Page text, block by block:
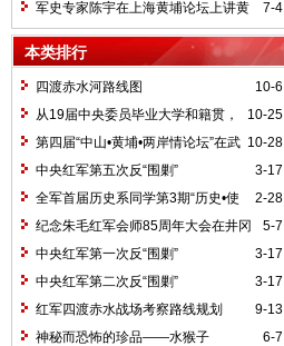
役精神
7-4
军史专家陈宇在上海黄埔论坛上讲黄
埔精神与国家统一大业
本类排行
10-6
四渡赤水河路线图
10-25
从19届中央委员毕业大学和籍贯，
看当代中国文化区域积淀
10-28
第四届“中山•黄埔•两岸情论坛”在武
汉举行
3-17
中央红军第五次反“围剿”
2-28
全军首届历史系同学第3期“历史•使
命”论坛纪要
5-7
纪念朱毛红军会师85周年大会在井冈
山召开
3-17
中央红军第一次反“围剿”
3-17
中央红军第二次反“围剿”
9-13
红军四渡赤水战场考察路线规划
6-7
神秘而恐怖的珍品——水猴子